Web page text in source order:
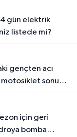
listede mi?
motosiklet sonu
bomba